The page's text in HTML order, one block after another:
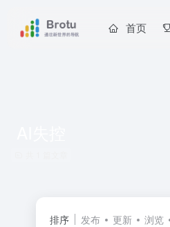
首页
排序 发布 更新 浏览